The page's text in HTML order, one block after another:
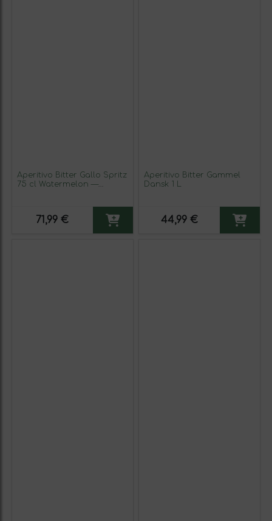
Aperitivo Bitter Gallo Spritz
75 cl Watermelon —
71,99 €
Aperitivo Bitter Gammel
Dansk 1 L
44,99 €